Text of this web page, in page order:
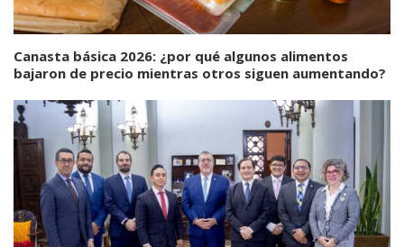
Canasta básica 2026: ¿por qué algunos alimentos
bajaron de precio mientras otros siguen aumentando?